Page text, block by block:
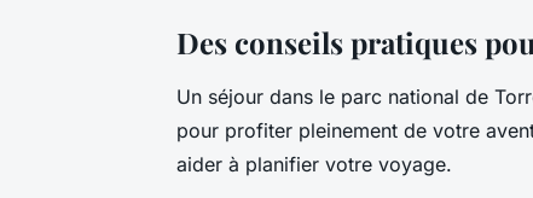
Des conseils pratiques
Un séjour dans le parc national de
pour profiter pleinement de votre
aider à planifier votre voyage.